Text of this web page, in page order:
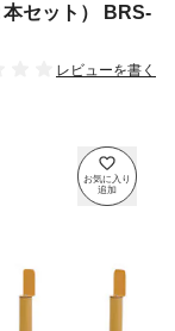
セット） BRS-
レビューを書く